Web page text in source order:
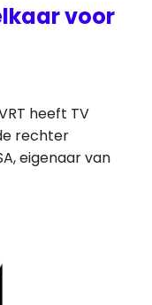
voor
heeft TV
rechter
eigenaar van